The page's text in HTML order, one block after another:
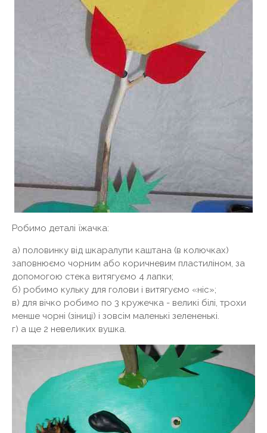
Робимо деталі їжачка:
а) половинку від шкаралупи каштана (в колючках)
заповнюємо чорним або коричневим пластиліном, за
допомогою стека витягуємо 4 лапки;
б) робимо кульку для голови і витягуємо «ніс»;
в) для вічко робимо по 3 кружечка - великі білі, трохи
менше чорні (зіниці) і зовсім маленькі зелененькі.
г) а ще 2 невеликих вушка.